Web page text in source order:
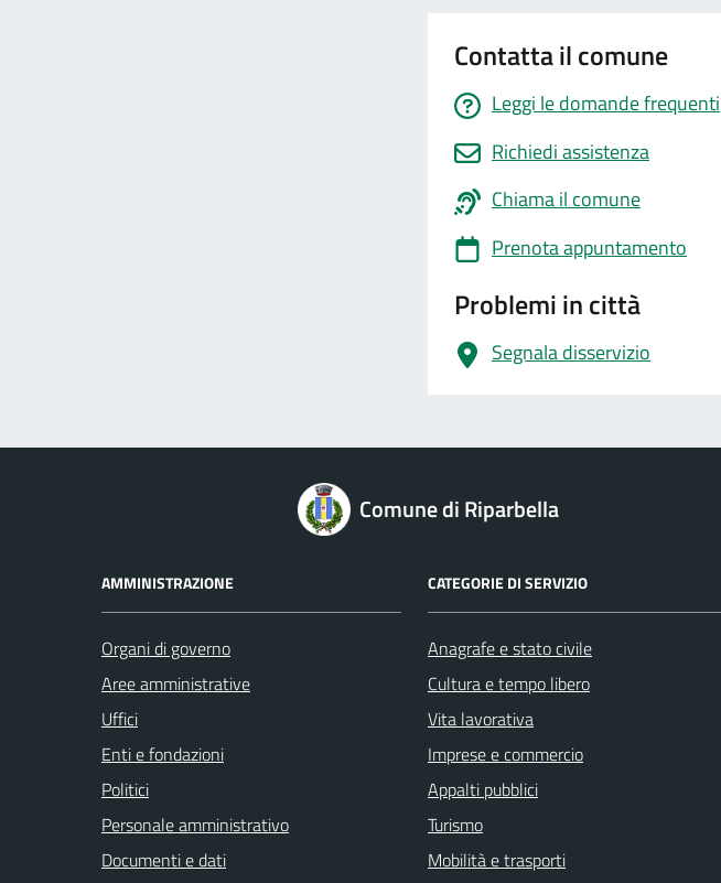
Contatta il comune
Leggi le domande frequenti
Richiedi assistenza
Chiama il comune
Prenota appuntamento
Problemi in città
Segnala disservizio
Comune di Riparbella
AMMINISTRAZIONE
Organi di governo
Aree amministrative
Uffici
Enti e fondazioni
Politici
Personale amministrativo
Documenti e dati
CATEGORIE DI SERVIZIO
Anagrafe e stato civile
Cultura e tempo libero
Vita lavorativa
Imprese e commercio
Appalti pubblici
Turismo
Mobilità e trasporti